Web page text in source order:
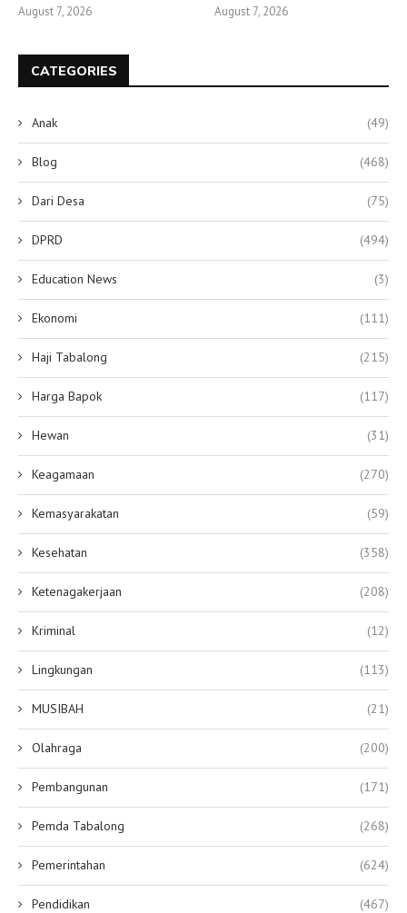
August 7, 2026 August 7, 2026
CATEGORIES
Anak (49)
Blog (468)
Dari Desa (75)
DPRD (494)
Education News (3)
Ekonomi (111)
Haji Tabalong (215)
Harga Bapok (117)
Hewan (31)
Keagamaan (270)
Kemasyarakatan (59)
Kesehatan (358)
Ketenagakerjaan (208)
Kriminal (12)
Lingkungan (113)
MUSIBAH (21)
Olahraga (200)
Pembangunan (171)
Pemda Tabalong (268)
Pemerintahan (624)
Pendidikan (467)